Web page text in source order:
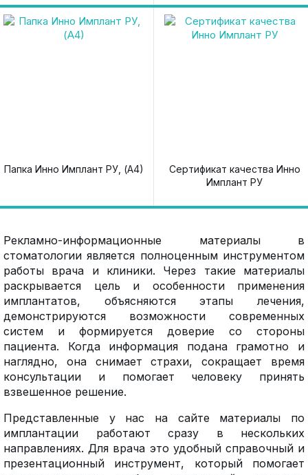
Папка Инно Имплант РУ, (А4)
Сертификат качества Инно
Имплант РУ
Рекламно-информационные материалы в
стоматологии является полноценным инструментом
работы врача и клиники. Через такие материалы
раскрывается цель и особенности применения
имплантатов, объясняются этапы лечения,
демонстрируются возможности современных
систем и формируется доверие со стороны
пациента. Когда информация подана грамотно и
наглядно, она снимает страхи, сокращает время
консультации и помогает человеку принять
взвешенное решение.
Представленные у нас на сайте материалы по
имплантации работают сразу в нескольких
направлениях. Для врача это удобный справочный и
презентационный инструмент, который помогает